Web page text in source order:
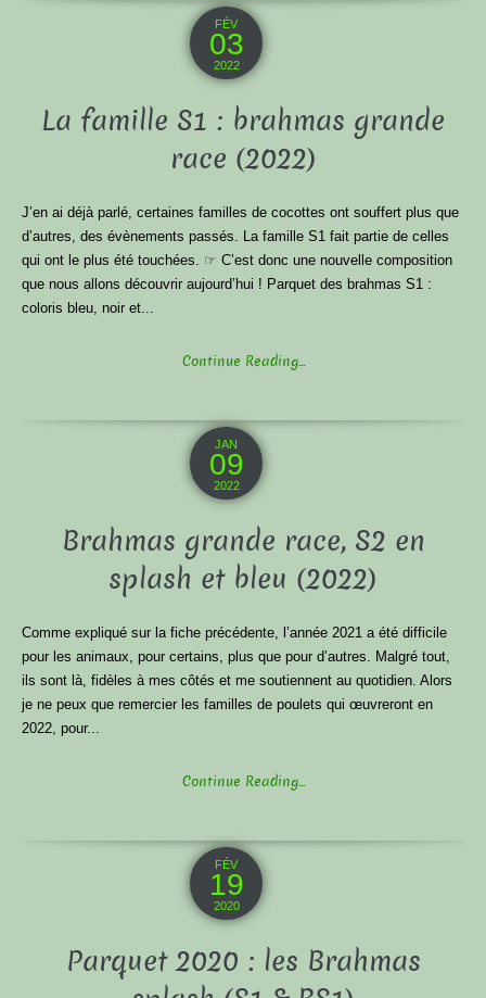
FÉV
03
2022
La famille S1 : brahmas grande
race (2022)
J’en ai déjà parlé, certaines familles de cocottes ont souffert plus que
d’autres, des évènements passés. La famille S1 fait partie de celles
qui ont le plus été touchées. ☞ C’est donc une nouvelle composition
que nous allons découvrir aujourd’hui ! Parquet des brahmas S1 :
coloris bleu, noir et...
Continue Reading...
JAN
09
2022
Brahmas grande race, S2 en
splash et bleu (2022)
Comme expliqué sur la fiche précédente, l’année 2021 a été difficile
pour les animaux, pour certains, plus que pour d’autres. Malgré tout,
ils sont là, fidèles à mes côtés et me soutiennent au quotidien. Alors
je ne peux que remercier les familles de poulets qui œuvreront en
2022, pour...
Continue Reading...
FÉV
19
2020
Parquet 2020 : les Brahmas